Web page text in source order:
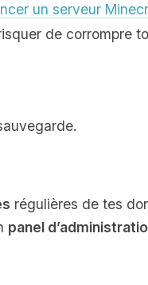
un serveur
de corrompre
régulières de tes
panel